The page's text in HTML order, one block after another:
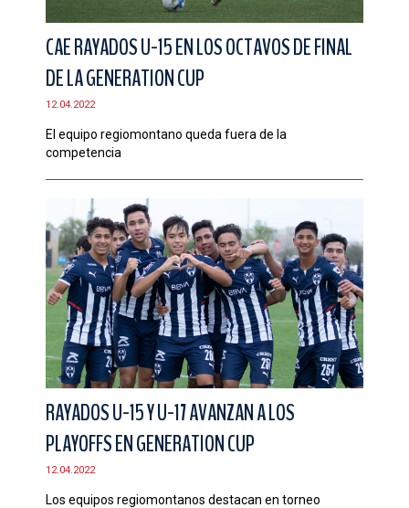
CAE RAYADOS U-15 EN LOS OCTAVOS DE FINAL
DE LA GENERATION CUP
12.04.2022
El equipo regiomontano queda fuera de la
competencia
RAYADOS U-15 Y U-17 AVANZAN A LOS
PLAYOFFS EN GENERATION CUP
12.04.2022
Los equipos regiomontanos destacan en torneo